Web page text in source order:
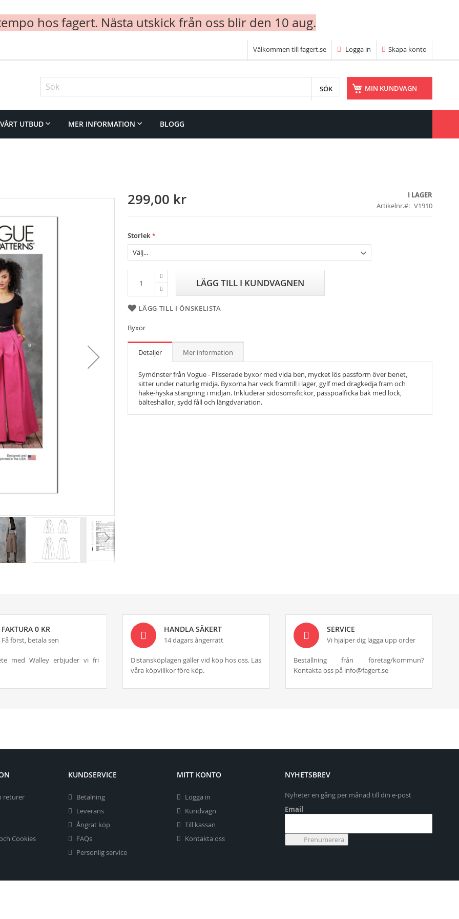
hos fagert. Nästa utskick från oss blir den 10 aug.
Välkommen till fagert.se Logga in Skapa konto
MIN KUNDVAGN
Sök
VÅRT UTBUD MER INFORMATION BLOGG
299,00 kr
I LAGER
Artikelnr.
V1910
Storlek
LÄGG TILL I KUNDVAGNEN
LÄGG TILL I ÖNSKELISTA
Byxor
Detaljer
Symönster från Vogue - Plisserade byxor med vida ben, mycket lös passform över benet,
sitter under naturlig midja. Byxorna har veck framtill i lager, gylf med dragkedja fram och
hake-hyska stängning i midjan. Inkluderar sidosömsfickor, passpoalficka bak med lock,
bälteshällor, sydd fåll och längdvariation.
Mer information
FAKTURA 0 KR
Få först, betala sen
med Walley erbjuder vi fri
HANDLA SÄKERT
14 dagars ångerrätt
Distansköplagen gäller vid köp hos oss. Läs
våra köpvillkor före köp.
SERVICE
Vi hjälper dig lägga upp order
Beställning från företag/kommun?
Kontakta oss på info@fagert.se
returer
Cookies
KUNDSERVICE
Betalning
Leverans
Ångrat köp
FAQs
Personlig service
MITT KONTO
Logga in
Kundvagn
Till kassan
Kontakta oss
NYHETSBREV
Nyheter en gång per månad till din e-post
Email